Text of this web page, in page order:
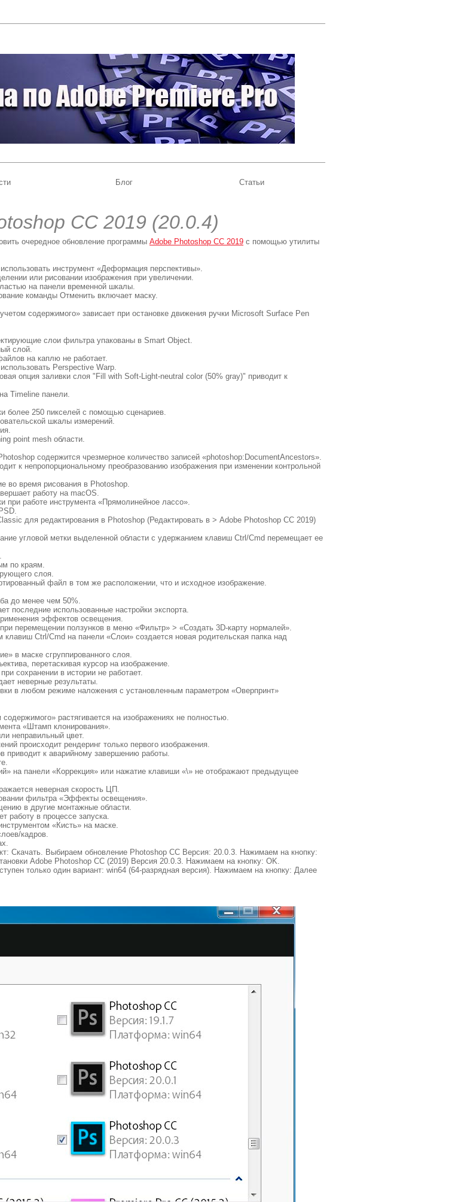
Блог Статьи
CC 2019 (20.0.4)
очередное обновление программыAdobe Photoshop CC 2019 с помощью утилиты
инструмент «Деформация перспективы».
или рисовании изображения при увеличении.
на панели временной шкалы.
команды Отменить включает маску.
содержимого» зависает при остановке движения ручки Microsoft Surface Pen
слои фильтра упакованы в Smart Object.
слой.
на каплю не работает.
Perspective Warp.
опция заливки слоя "Fill with Soft-Light-neutral color (50% gray)" приводит к
Timeline панели.
более 250 пикселей с помощью сценариев.
шкалы измерений.
point mesh области.
содержится чрезмерное количество записей «photoshop:DocumentAncestors».
к непропорциональному преобразованию изображения при изменении контрольной
во время рисования в Photoshop.
работу на macOS.
при работе инструмента «Прямолинейное лассо».
для редактирования в Photoshop (Редактировать в > Adobe Photoshop CC 2019)
угловой метки выделенной области с удержанием клавиш Ctrl/Cmd перемещает ее
по краям.
слоя.
файл в том же расположении, что и исходное изображение.
до менее чем 50%.
последние использованные настройки экспорта.
эффектов освещения.
перемещении ползунков в меню «Фильтр» > «Создать 3D-карту нормалей».
Ctrl/Cmd на панели «Слои» создается новая родительская папка над
в маске сгруппированного слоя.
перетаскивая курсор на изображение.
сохранении в истории не работает.
неверные результаты.
в любом режиме наложения с установленным параметром «Оверпринт»
растягивается на изображениях не полностью.
«Штамп клонирования».
неправильный цвет.
происходит рендеринг только первого изображения.
приводит к аварийному завершению работы.
на панели «Коррекция» или нажатие клавиши «\» не отображают предыдущее
неверная скорость ЦП.
фильтра «Эффекты освещения».
в другие монтажные области.
работу в процессе запуска.
«Кисть» на маске.
кадров.
Скачать. Выбираем обновление Photoshop CC Версия: 20.0.3. Нажимаем на кнопку:
Adobe Photoshop CC (2019) Версия 20.0.3. Нажимаем на кнопку: OK.
только один вариант: win64 (64-разрядная версия). Нажимаем на кнопку: Далее